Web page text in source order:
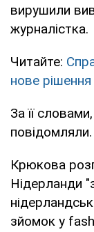
вирушили
журналістка.
Читайте:
нове рішення
За її
повідомляли.
Крюкова
Нідерланди
зйомок у